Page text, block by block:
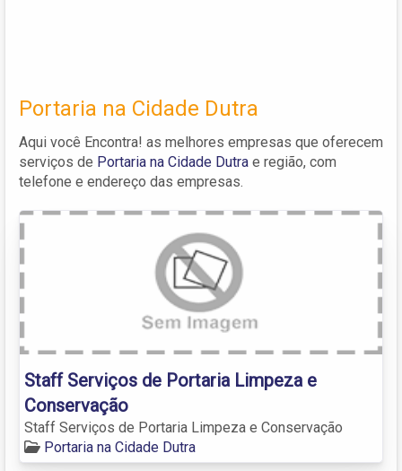
Portaria na Cidade Dutra
Aqui você Encontra! as melhores empresas que oferecem
serviços de Portaria na Cidade Dutra e região, com
telefone e endereço das empresas.
Staff Serviços de Portaria Limpeza e
Conservação
Staff Serviços de Portaria Limpeza e Conservação
Portaria na Cidade Dutra